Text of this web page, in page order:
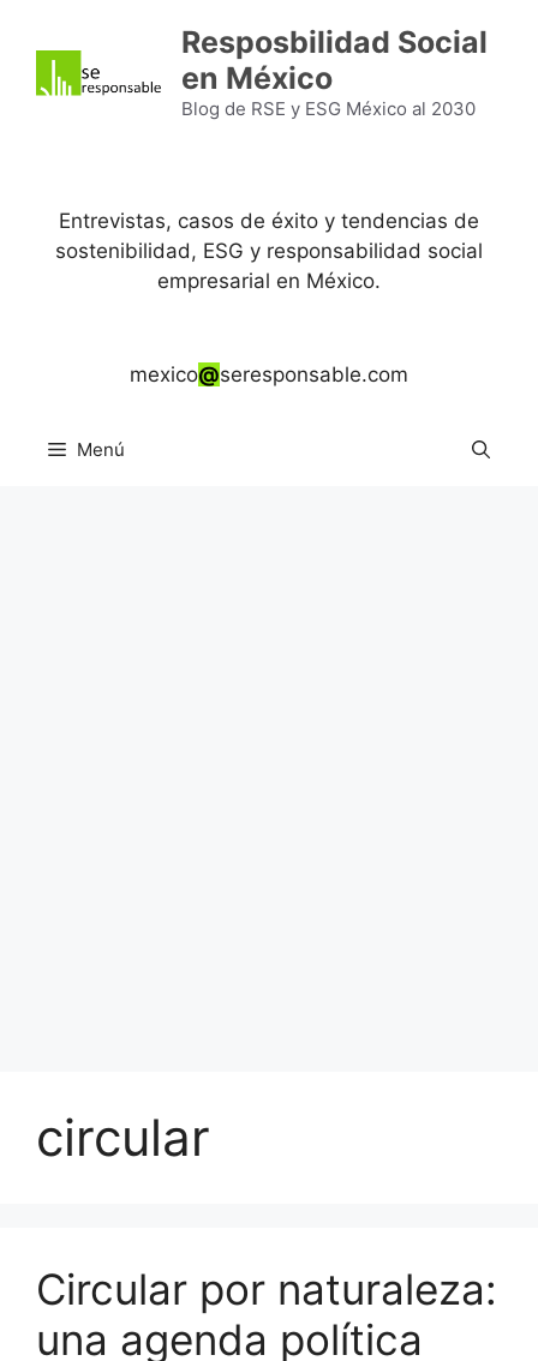
contenido
Resposbilidad Social
en México
Blog de RSE y ESG México al 2030
Entrevistas, casos de éxito y tendencias de
sostenibilidad, ESG y responsabilidad social
empresarial en México.
mexico@seresponsable.com
Menú
circular
Circular por naturaleza:
una agenda política